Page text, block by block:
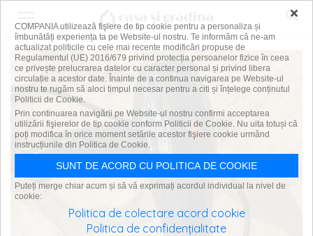
×
COMPANIA utilizează fişiere de tip cookie pentru a personaliza și
îmbunătăți experiența ta pe Website-ul nostru. Te informăm că ne-am
actualizat politicile cu cele mai recente modificări propuse de
Regulamentul (UE) 2016/679 privind protecția persoanelor fizice în ceea
ce privește prelucrarea datelor cu caracter personal și privind libera
circulație a acestor date. Înainte de a continua navigarea pe Website-ul
nostru te rugăm să aloci timpul necesar pentru a citi și înțelege conținutul
Politicii de Cookie.
Prin continuarea navigării pe Website-ul nostru confirmi acceptarea
utilizării fişierelor de tip cookie conform Politicii de Cookie. Nu uita totuși că
poți modifica în orice moment setările acestor fişiere cookie urmând
instrucțiunile din Politica de Cookie.
SUNT DE ACORD CU POLITICA DE COOKIE
Puteți merge chiar acum și să vă exprimați acordul individual la nivel de
cookie:
Politica de colectare acord cookie
Politica de confidențialitate